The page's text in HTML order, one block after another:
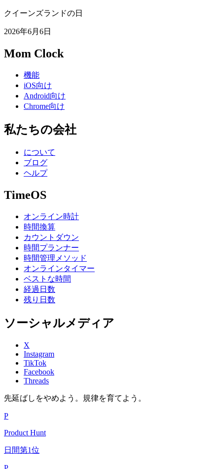
クイーンズランドの日
2026年6月6日
Mom Clock
機能
iOS向け
Android向け
Chrome向け
私たちの会社
について
ブログ
ヘルプ
TimeOS
オンライン時計
時間換算
カウントダウン
時間プランナー
時間管理メソッド
オンラインタイマー
ベストな時間
経過日数
残り日数
ソーシャルメディア
X
Instagram
TikTok
Facebook
Threads
先延ばしをやめよう。規律を育てよう。
P
Product Hunt
日間第1位